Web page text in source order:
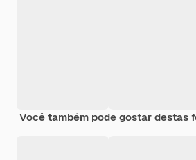
Você também pode gostar destas